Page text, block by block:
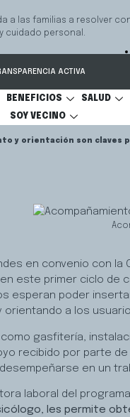
a las familias a resolver
cuidado personal.
ACTIVA
BENEFICIOS SALUD
SOY VECINO
y orientación son claves
en convenio con
este primer ciclo
esperan poder
a los
gasfitería,
recibido por parte
en un
laboral del
les permite